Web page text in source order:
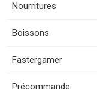
Nourritures
Boissons
Fastergamer
Précommande